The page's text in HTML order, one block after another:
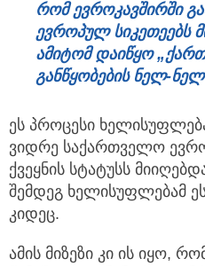
რომ ევროკავშირში
ევროპულ სიკეთეებს
ამიტომ დაიწყო
განწყობების ნელ-
ეს პროცესი
ვიდრე საქართველო
ქვეყნის სტატუსს
შემდეგ ხელისუფლებამ
კიდეც.
ამის მიზეზი კი ის იყო,